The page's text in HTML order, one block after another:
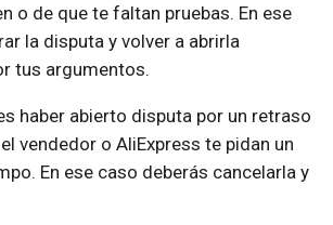
o de que te faltan pruebas. En ese
la disputa y volver a abrirla
tus argumentos.
haber abierto disputa por un retraso
vendedor o AliExpress te pidan un
En ese caso deberás cancelarla y